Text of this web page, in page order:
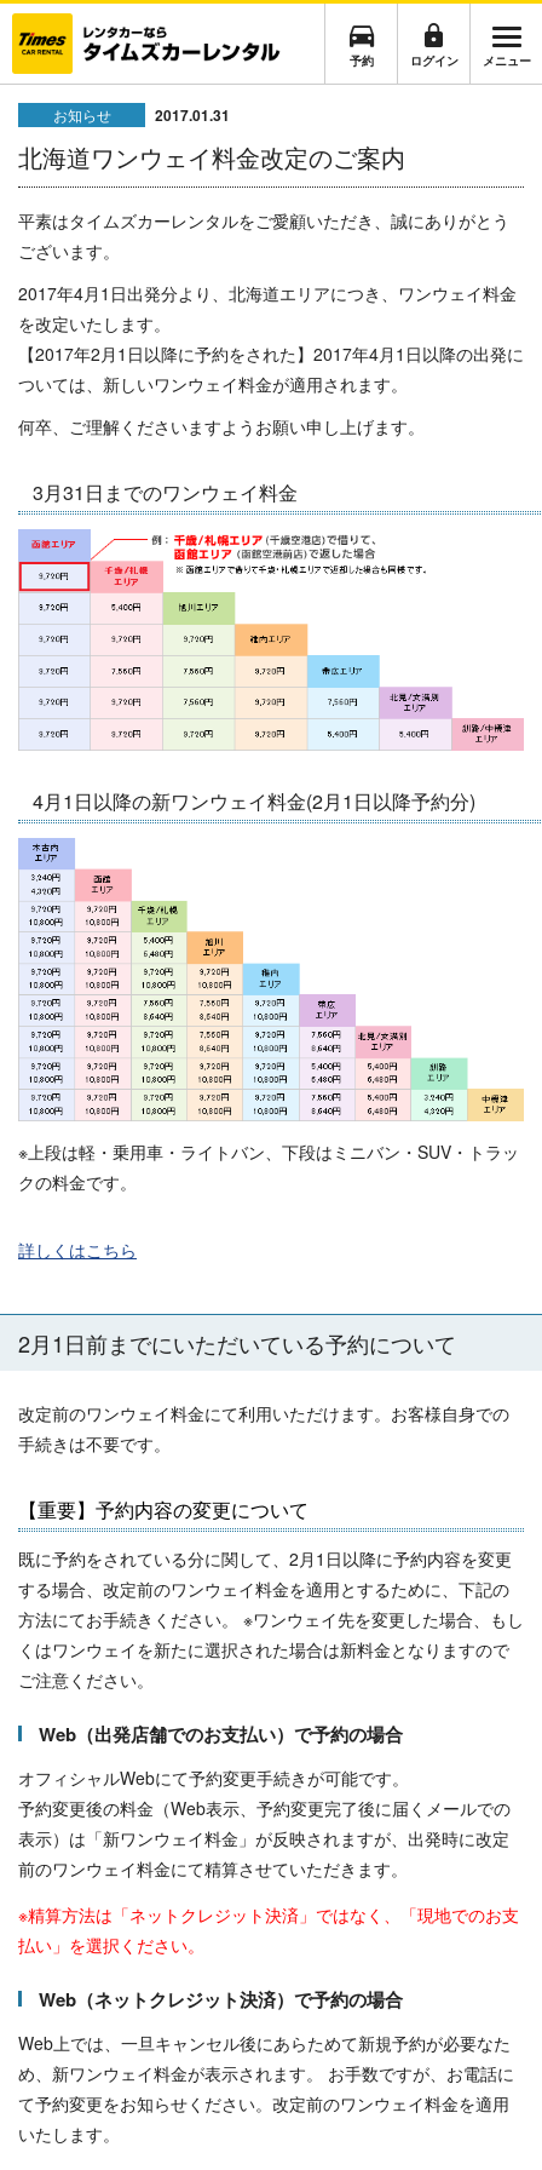
予約 ログイン メニュー
お知らせ 2017.01.31
北海道ワンウェイ料金改定のご案内
平素はタイムズカーレンタルをご愛顧いただき、誠にありがとう
ございます。
2017年4月1日出発分より、北海道エリアにつき、ワンウェイ料金
を改定いたします。
【2017年2月1日以降に予約をされた】2017年4月1日以降の出発に
ついては、新しいワンウェイ料金が適用されます。
何卒、ご理解くださいますようお願い申し上げます。
3月31日までのワンウェイ料金
4月1日以降の新ワンウェイ料金(2月1日以降予約分)
※上段は軽・乗用車・ライトバン、下段はミニバン・SUV・トラッ
クの料金です。
詳しくはこちら
2月1日前までにいただいている予約について
改定前のワンウェイ料金にて利用いただけます。お客様自身での
手続きは不要です。
【重要】予約内容の変更について
既に予約をされている分に関して、2月1日以降に予約内容を変更
する場合、改定前のワンウェイ料金を適用とするために、下記の
方法にてお手続きください。 ※ワンウェイ先を変更した場合、もし
くはワンウェイを新たに選択された場合は新料金となりますので
ご注意ください。
Web（出発店舗でのお支払い）で予約の場合
オフィシャルWebにて予約変更手続きが可能です。
予約変更後の料金（Web表示、予約変更完了後に届くメールでの
表示）は「新ワンウェイ料金」が反映されますが、出発時に改定
前のワンウェイ料金にて精算させていただきます。
※精算方法は「ネットクレジット決済」ではなく、「現地でのお支
払い」を選択ください。
Web（ネットクレジット決済）で予約の場合
Web上では、一旦キャンセル後にあらためて新規予約が必要なた
め、新ワンウェイ料金が表示されます。 お手数ですが、お電話に
て予約変更をお知らせください。改定前のワンウェイ料金を適用
いたします。